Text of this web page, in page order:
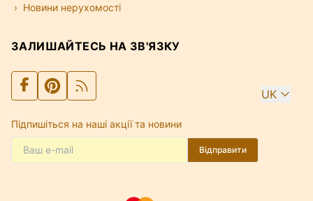
Новини нерухомості
ЗАЛИШАЙТЕСЬ НА ЗВ'ЯЗКУ
UK
Підпишіться на наші акції та новини
Відправити